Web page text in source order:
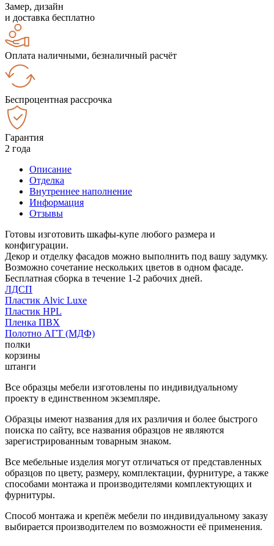
Замер, дизайн
и доставка бесплатно
Оплата наличными, безналичный расчёт
Беспроцентная рассрочка
Гарантия
2 года
Описание
Отделка
Внутреннее наполнение
Информация
Отзывы
Готовы изготовить шкафы-купе любого размера и
конфигурации.
Декор и отделку фасадов можно выполнить под вашу задумку.
Возможно сочетание нескольких цветов в одном фасаде.
Бесплатная сборка в течение 1-2 рабочих дней.
ЛДСП
Пластик Alvic Luxe
Пластик HPL
Пленка ПВХ
Полотно АГТ (МДФ)
полки
корзины
штанги
Все образцы мебели изготовлены по индивидуальному
проекту в единственном экземпляре.
Образцы имеют названия для их различия и более быстрого
поиска по сайту, все названия образцов не являются
зарегистрированным товарным знаком.
Все мебельные изделия могут отличаться от представленных
образцов по цвету, размеру, комплектации, фурнитуре, а также
способами монтажа и производителями комплектующих и
фурнитуры.
Способ монтажа и крепёж мебели по индивидуальному заказу
выбирается производителем по возможности её применения.